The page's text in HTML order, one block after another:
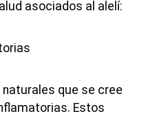
asociados al alelí:
que se cree
Estos